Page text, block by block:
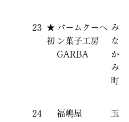
23
★
初
バームクーヘ
ン菓子工房
GARBA
み
な
か
み
町
24 福嶋屋
玉